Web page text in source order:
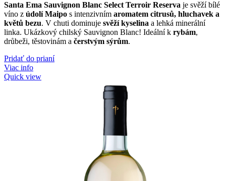
Santa Ema Sauvignon Blanc Select Terroir Reserva je svěží bílé
víno z údolí Maipo s intenzivním aromatem citrusů, hluchavek a
květů bezu. V chuti dominuje svěží kyselina a lehká minerální
linka. Ukázkový chilský Sauvignon Blanc! Ideální k rybám,
drůbeži, těstovinám a čerstvým sýrům.
Pridať do prianí
Viac info
Quick view